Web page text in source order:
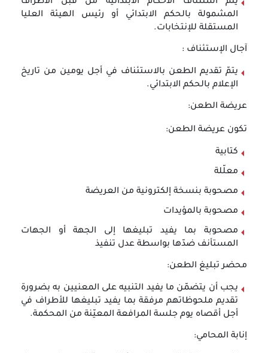
المشمولة بالحكم الابتدائي أو رئيس الهيئة العليا
المستقلة للإنتخابات.
آجال الإستئناف :
يتمّ تقديم الطعن بالاستئناف في أجل يومين من تاريخ
الإعلام بالحكم الابتدائي.
عريضة الطعن:
تكون عريضة الطعن:
كتابية
معلّلة
مصحوبة بنسخة إلكترونية من العريضة
مصحوبة بالمؤيدات
مصحوبة بما يفيد تبليغها إلى الجهة أو الجهات
المستأنف ضدّها بواسطة عدل تنفيذ
محضر تبليغ الطعن:
يجب أن يتضمّن ما يفيد التنبيه على المعنيين به بضرورة
تقديم ملحوظاتهم مرفقة بما يفيد تبليغها للأطراف في
أجل أقصاه يوم جلسة المرافعة المعيّنة من المحكمة.
إنابة المحامي: